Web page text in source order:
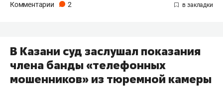
Комментарии 2
В Казани суд заслушал показания
члена банды «телефонных
мошенников» из тюремной камеры